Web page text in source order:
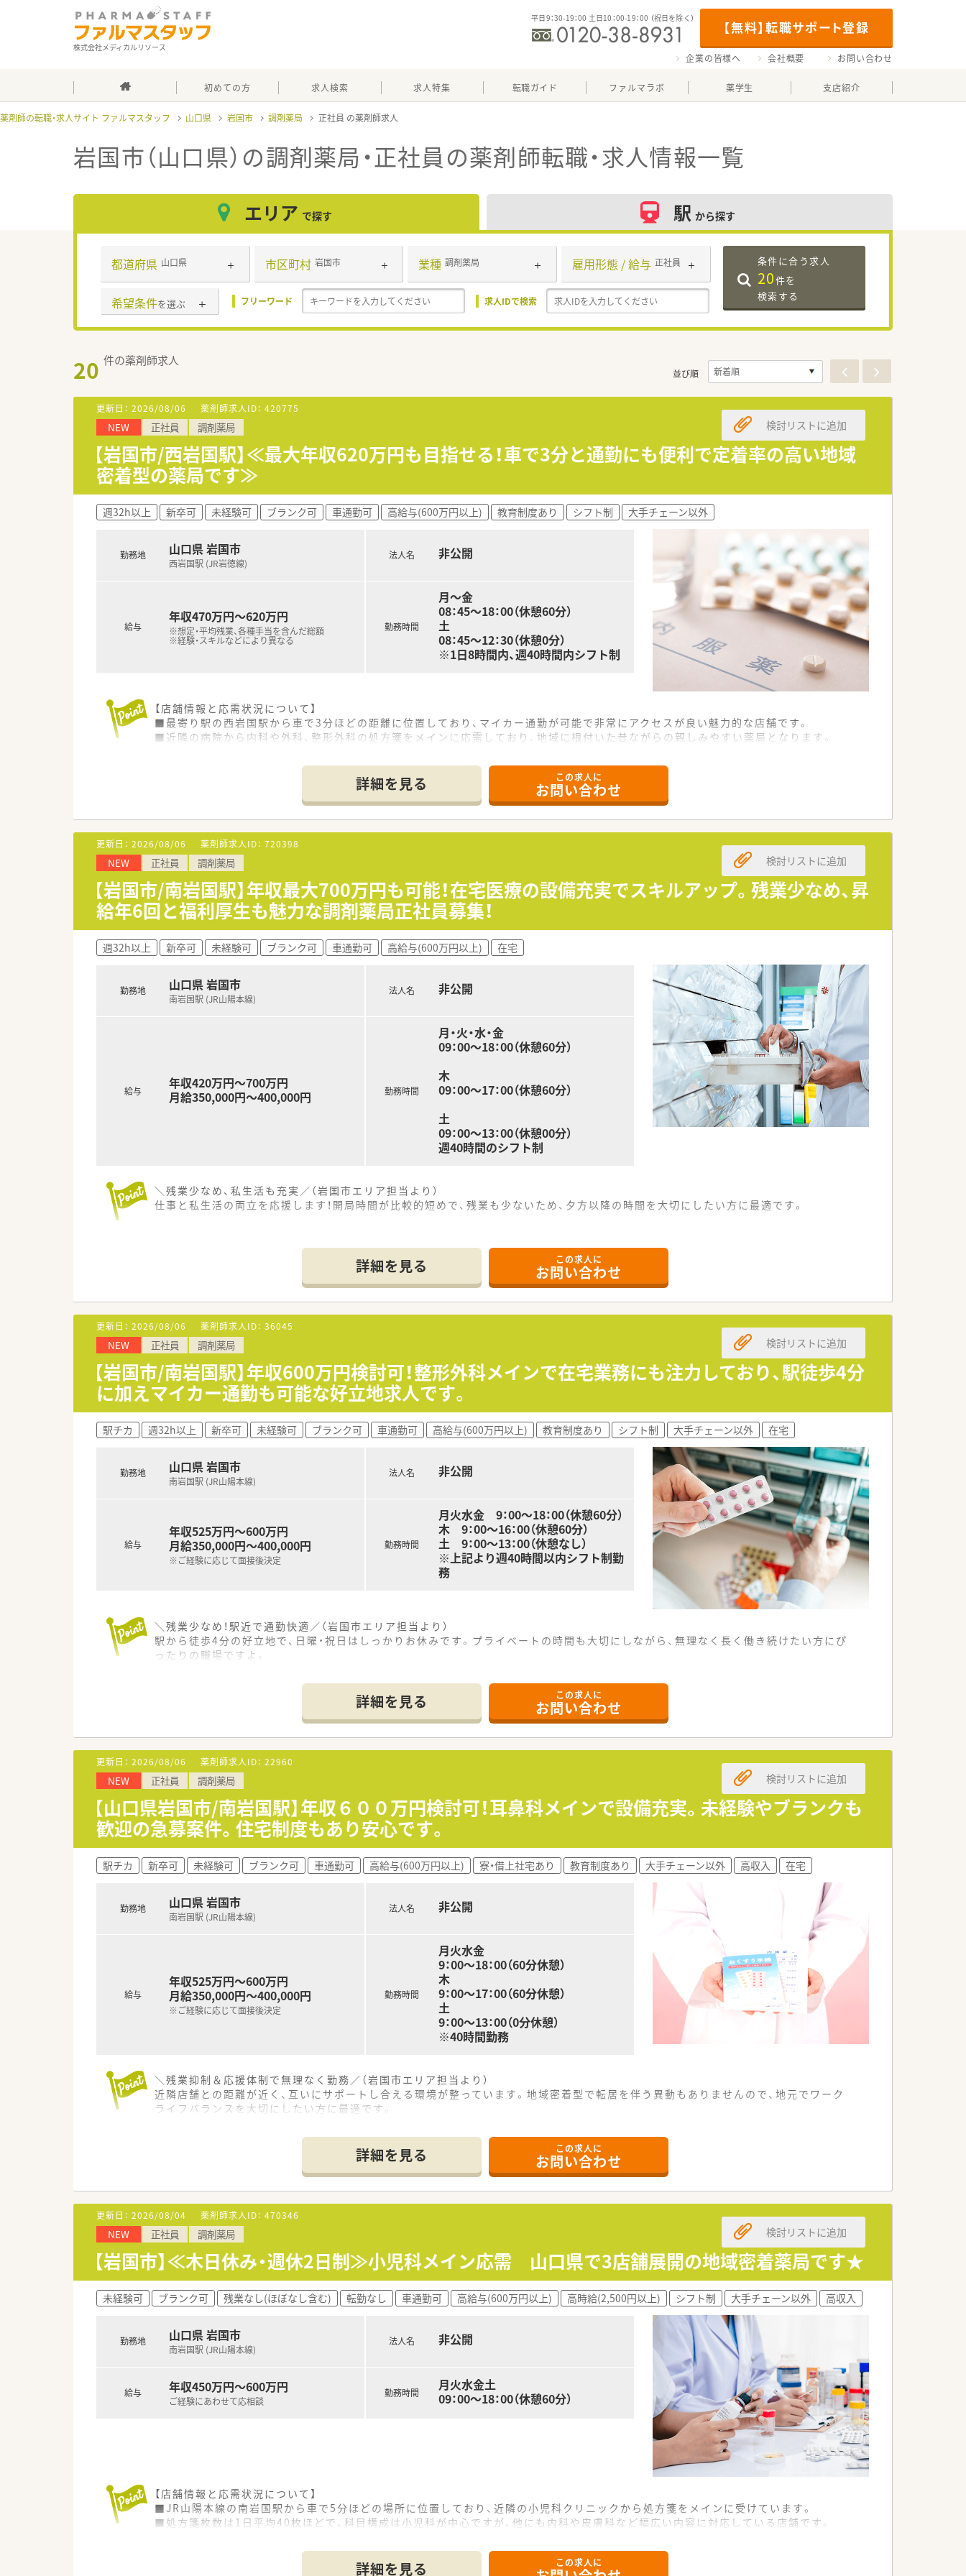
株式会社メディカルリソース
【無料】転職サポート登録
平日9：30-19：00 土日10：00-19：00 （祝日を除く）
企業の皆様へ 会社概要 お問い合わせ
初めての方 求人検索 求人特集 転職ガイド ファルマラボ 薬学生 支店紹介
薬剤師の転職・求人サイト ファルマスタッフ 山口県 岩国市 調剤薬局 正社員
岩国市（山口県）の調剤薬局・正社員の薬剤師転職・求人情報一覧
エリア で探す 駅 から探す
都道府県 山口県 市区町村 岩国市 業種 調剤薬局 雇用形態 / 給与 正社員
希望条件を選ぶ フリーワード 求人IDで検索
条件に合う求人
20件を
検索する
20 件の薬剤師求人
並び順
更新日： 2026/08/06 薬剤師求人ID： 420775
NEW 正社員 調剤薬局
【岩国市/西岩国駅】≪最大年収620万円も目指せる！車で3分と通勤にも便利で定着率の高い地域
密着型の薬局です≫
検討リストに追加
週32h以上 新卒可 未経験可 ブランク可 車通勤可 高給与(600万円以上) 教育制度あり シフト制 大手チェーン以外
勤務地 山口県 岩国市
西岩国駅 (JR岩徳線)
給与
年収470万円～620万円
※想定・平均残業、各種手当を含んだ総額
※経験・スキルなどにより異なる
法人名 非公開
勤務時間
月～金
08：45～18：00（休憩60分）
土
08：45～12：30（休憩0分）
※1日8時間内、週40時間内シフト制
【店舗情報と応需状況について】
■最寄り駅の西岩国駅から車で3分ほどの距離に位置しており、マイカー通勤が可能で非常にアクセスが良い魅力的な店舗です。
■近隣の病院から内科や外科、整形外科の処方箋をメインに応需しており、地域に根付いた昔ながらの親しみやすい薬局となります。
■今回は店舗の体制をさらに強化し、地域の患者様に充実したサービスを提供するための前向きな増員募集となっております。
■従業員のライフスタイルを大切にする社風に共感し、周囲のスタッフと協力しながら長期的に勤務できる方を積極的にています。
■新卒の方や未経験の方、ブランクがある方でも受け入れており、前向きに業務へ取り組む意欲的なお人柄の方を大いに歓迎します。
想定される業務内容】
■近隣の医療機関から持ち込まれる内科や外科、整形外科の処方箋に基づく正確な調剤業務や監査を責任を持って行っていただきます。
■地域にお住まいの患者様に対して、お薬の正しい飲み方や注意点を分かりやすく説明する丁寧な服薬指導をメインに担当します。
■白を基調とした落ち着いた雰囲気の店舗にて、健康に関する様々なご相談に応じるなど地域に密着した薬局業務全般を担います。
【必要スキル・歓迎スキル】
■調剤業務などの経験をお持ちの方はもちろんのこと、未経験や新卒の方でもご応募が可能な懐の深い求人案件となっております。
■過去に薬剤師として働いていたものの長期間のブランクがある方でも、少しずつ業務の感覚を取り戻していけるサポート環境です。
■内科や外科、整形外科の処方箋を応需したご経験がある方は、即戦力として入社後すぐにご活躍いただける歓迎スキルとなります。
詳細を見る この求人に
お問い合わせ
更新日： 2026/08/06 薬剤師求人ID： 720398
NEW 正社員 調剤薬局
【岩国市/南岩国駅】年収最大700万円も可能！在宅医療の設備充実でスキルアップ。残業少なめ、昇
給年6回と福利厚生も魅力な調剤薬局正社員募集！
検討リストに追加
週32h以上 新卒可 未経験可 ブランク可 車通勤可 高給与(600万円以上) 在宅
勤務地 山口県 岩国市
南岩国駅 (JR山陽本線)
給与
年収420万円～700万円
月給350,000円～400,000円
法人名 非公開
勤務時間
月・火・水・金
09：00～18：00（休憩60分）
木
09：00～17：00（休憩60分）
土
09：00～13：00（休憩00分）
週40時間のシフト制
＼残業少なめ、私生活も充実／（岩国市エリア担当より）
仕事と私生活の両立を応援します！開局時間が比較的短めで、残業も少ないため、夕方以降の時間を大切にしたい方に最適です。
■南岩国駅から車で10分の立地にあり、内科や小児科をメインに1日平均70枚ほどの処方箋を受け付けています。
■地域のクリニックとの連携が非常に強く、幅広い年齢層の患者様に対して丁寧な服薬指導を実践できる環境です。
■在宅医療にも注力しており、クリーンベンチなどの設備を完備して24時間体制で地域医療を支えています。
【募集背景と求める人物像について】
■事業拡大とサービス向上のための増員募集となっており、地域貢献に意欲を持って取り組める方を求めています。
■在宅医療に興味がある方や、患者様一人ひとりの生活に寄り添った丁寧な対応を大切にできる方を歓迎します。
■チームワークを重視して周囲と協力しながら、より質の高い医療サービスの提供を目指せる薬剤師を募集しています。
【法人特徴について】
■山口県と広島県に店舗を展開しており、地域密着型の運営を強みとして患者様から厚い信頼を得ている会社です。
■24時間対応の在宅訪問サービス体制を構築しており、地域のケアマネジャーとも強固な連携体制を築いています。
■最新の医療システムや設備投資を積極的に行い、時代のニーズに合わせた質の高い調剤業務を追求しています。
■正社員として勤務薬剤師を募集しており、年収は経験やスキルを考慮して420万円から700万円となります。
■昇給は年に6回と細かく設定されており、日々の努力や成長がしっかりと給与に反映される評価制度が魅力です。
■未経験の方やブランクがある方の応募も可能で、退職金制度といった福利厚生も充実しています。
詳細を見る この求人に
お問い合わせ
更新日： 2026/08/06 薬剤師求人ID： 36045
NEW 正社員 調剤薬局
【岩国市/南岩国駅】年収600万円検討可！整形外科メインで在宅業務にも注力しており、駅徒歩4分
に加えマイカー通勤も可能な好立地求人です。
検討リストに追加
駅チカ 週32h以上 新卒可 未経験可 ブランク可 車通勤可 高給与(600万円以上) 教育制度あり シフト制 大手チェーン以外 在宅
勤務地 山口県 岩国市
南岩国駅 (JR山陽本線)
給与
年収525万円～600万円
月給350,000円～400,000円
※ご経験に応じて面接後決定
法人名 非公開
勤務時間
月火水金 9：00～18：00（休憩60分）
木 9：00～16：00（休憩60分）
土 9：00～13：00（休憩なし）
※上記より週40時間以内シフト制勤
務
＼残業少なめ！駅近で通勤快適／（岩国市エリア担当より）
駅から徒歩4分の好立地で、日曜・祝日はしっかりお休みです。プライベートの時間も大切にしながら、無理なく長く働き続けたい方にぴ
ったりの職場ですよ。
【店舗情報と応需状況について】
■南岩国駅から徒歩4分とアクセスが非常に良く、毎日の通勤によるストレスを最小限に抑えられる立地です。
■近隣にある整形外科のクリニックから、1日あたり平均で70枚ほどの処方箋を安定的に応需しています。
■薬剤師は正社員3名とパート1名の体制で、お互いに協力しながら円滑に業務を進められる環境です。
【募集背景と求める人物像について】
■さらなる地域医療への貢献と体制強化を目的として、新しくチームに加わってくださる方を募集します。
■患者様一人ひとりの生活に寄り添い、周囲のスタッフと協調性を持って働ける方を心より求めています。
■新卒の方やブランクがある方も歓迎しており、地域のために働きたいという意欲を何よりも重視します。
【法人特徴について】
■山口県と広島県に店舗を展開しており、地域に根差した安心の医療提供をモットーとしている法人です。
■在宅医療に非常に強く、24時間対応の体制や最新の設備を整えることで地域の健康を支え続けています。
■災害時支援活動やセルフメディケーション教室の開催など、薬局の枠を超えた社会貢献に積極的です。
【職場環境と雰囲気】
■正社員と事務スタッフがバランス良く配置されており、チームワークを重視した明るい雰囲気の職場です。
■分からないことがあればすぐに相談できる体制があり、キャリアを問わず安心して馴染める温かさです。
詳細を見る この求人に
お問い合わせ
更新日： 2026/08/06 薬剤師求人ID： 22960
NEW 正社員 調剤薬局
【山口県岩国市/南岩国駅】年収６００万円検討可！耳鼻科メインで設備充実。未経験やブランクも
歓迎の急募案件。住宅制度もあり安心です。
検討リストに追加
駅チカ 新卒可 未経験可 ブランク可 車通勤可 高給与(600万円以上) 寮・借上社宅あり 教育制度あり 大手チェーン以外 高収入 在宅
勤務地 山口県 岩国市
南岩国駅 (JR山陽本線)
給与
年収525万円～600万円
月給350,000円～400,000円
※ご経験に応じて面接後決定
法人名 非公開
勤務時間
月火水金
9：00～18：00（60分休憩）
木
9：00～17：00（60分休憩）
土
9：00～13：00（0分休憩）
※40時間勤務
＼残業抑制＆応援体制で無理なく勤務／（岩国市エリア担当より）
近隣店舗との距離が近く、互いにサポートし合える環境が整っています。地域密着型で転居を伴う異動もありませんので、地元でワーク
ライフバランスを大切にしたい方に最適です。
【店舗情報と応需状況について】
■南岩国駅から徒歩圏内の好立地にあり、毎日の通勤が非常にスムーズで負担が少ない環境です。
■近隣の耳鼻咽喉科から1日平均60枚を応需しており、特定の科目の専門性を高められます。
■現在は正社員1名と複数のパート薬剤師が在籍し、調剤機器を活用して効率的に働けます。
【募集背景と求める人物像について】
■現在は欠員補充のための急募案件となっており、即戦力として活躍できる方を求めています。
■未経験やブランクがある方も相談可能で、意欲的に新しい業務へ挑戦できる方を歓迎します。
■患者様一人ひとりに丁寧な投薬を行うことが好きで、地域医療に貢献したい方に最適です。
【法人特徴について】
■岩国市を中心に店舗を展開しており、地域に深く根差した運営を行っている安定した法人です。
■在宅医療に大きな強みを持ち、無菌調剤が可能な設備など他薬局にはない魅力が満載です。
【職場環境と雰囲気】
■医療DXを推進しており、オンライン資格確認や電子処方箋の活用により業務が円滑です。
■「愛と安心をそばに」というスローガンのもと、スタッフ同士も協力し合う温かい職場です。
詳細を見る この求人に
お問い合わせ
更新日： 2026/08/04 薬剤師求人ID： 470346
NEW 正社員 調剤薬局
【岩国市】≪木日休み・週休2日制≫小児科メイン応需 山口県で3店舗展開の地域密着薬局です★
検討リストに追加
未経験可 ブランク可 残業なし(ほぼなし含む) 転勤なし 車通勤可 高給与(600万円以上) 高時給(2,500円以上) シフト制 大手チェーン以外 高収入
勤務地 山口県 岩国市
南岩国駅 (JR山陽本線)
給与 年収450万円～600万円
ご経験にあわせて応相談
法人名 非公開
勤務時間
月火水金土
09：00～18：00（休憩60分）
【店舗情報と応需状況について】
■JR山陽本線の南岩国駅から車で5分ほどの場所に位置しており、近隣の小児科クリニックから処方箋をメインに受けています。
■処方箋枚数は1日平均40枚ほどで、科目構成は小児科が中心ですが、他にも内科や皮膚科など幅広い内容に対応している店舗です。
詳細を見る この求人に